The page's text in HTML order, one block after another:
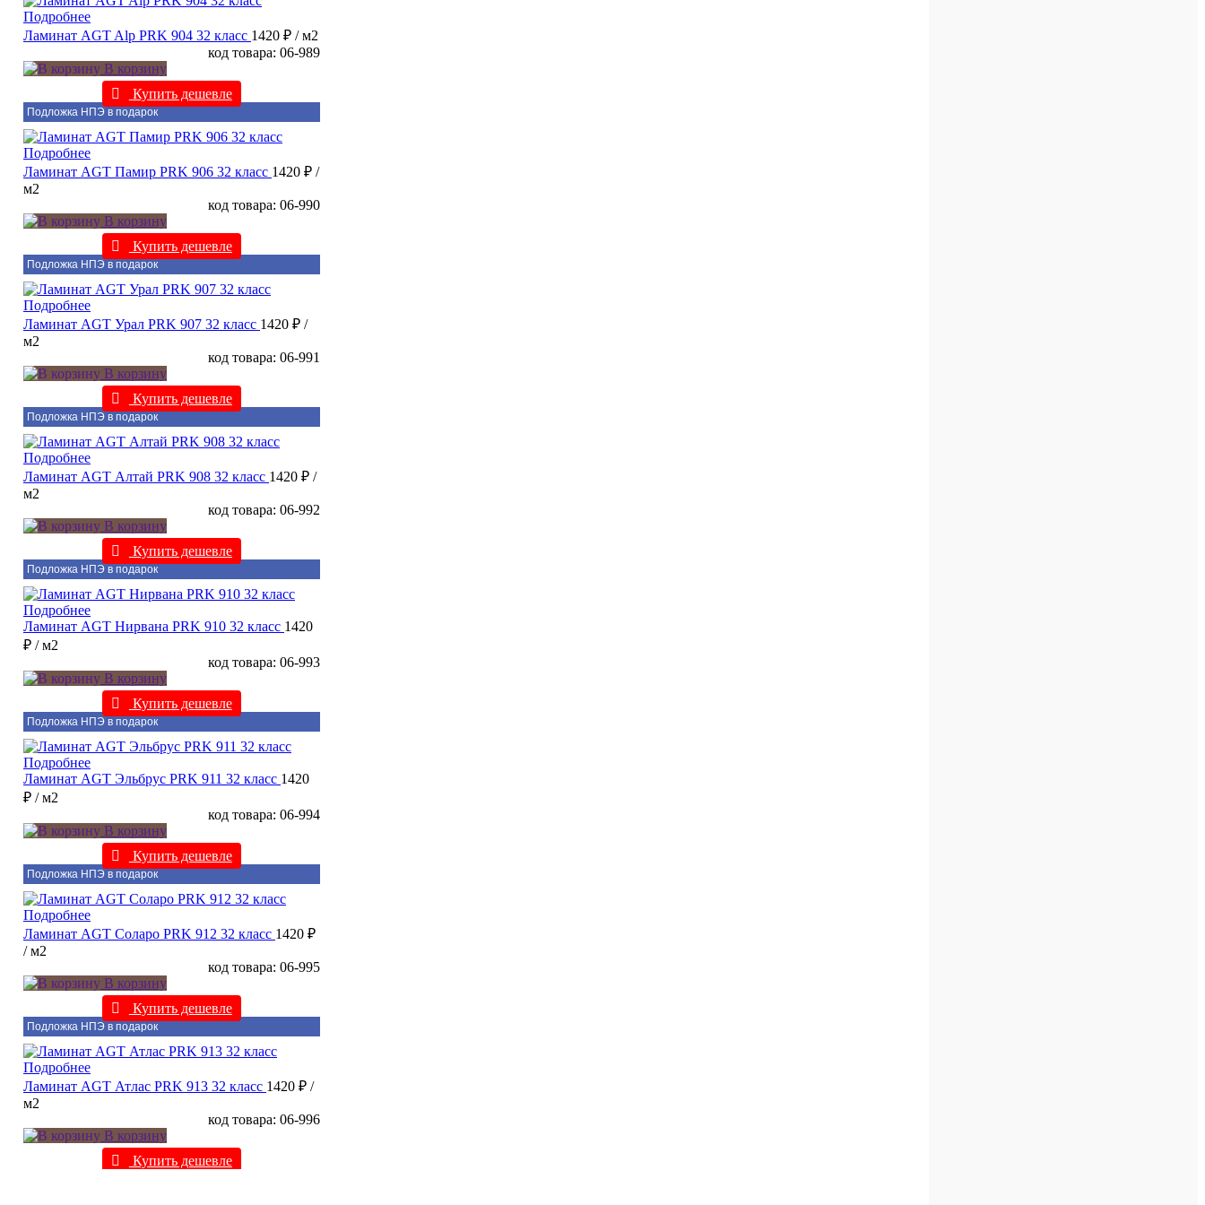
Подробнее
Ламинат AGT Alp PRK 904 32 класс 1420 ₽ / м2
код товара: 06-989
В корзину
Купить дешевле
Подложка НПЭ в подарок
Подробнее
Ламинат AGT Памир PRK 906 32 класс 1420 ₽ /
м2
код товара: 06-990
В корзину
Купить дешевле
Подложка НПЭ в подарок
Подробнее
Ламинат AGT Урал PRK 907 32 класс 1420 ₽ /
м2
код товара: 06-991
В корзину
Купить дешевле
Подложка НПЭ в подарок
Подробнее
Ламинат AGT Алтай PRK 908 32 класс 1420 ₽ /
м2
код товара: 06-992
В корзину
Купить дешевле
Подложка НПЭ в подарок
Подробнее
Ламинат AGT Нирвана PRK 910 32 класс 1420
₽ / м2
код товара: 06-993
В корзину
Купить дешевле
Подложка НПЭ в подарок
Подробнее
Ламинат AGT Эльбрус PRK 911 32 класс 1420
₽ / м2
код товара: 06-994
В корзину
Купить дешевле
Подложка НПЭ в подарок
Подробнее
Ламинат AGT Соларо PRK 912 32 класс 1420 ₽
/ м2
код товара: 06-995
В корзину
Купить дешевле
Подложка НПЭ в подарок
Подробнее
Ламинат AGT Атлас PRK 913 32 класс 1420 ₽ /
м2
код товара: 06-996
В корзину
Купить дешевле